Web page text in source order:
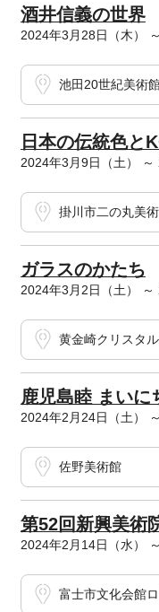
酒井信義の世界
2024年3月28日（木）
池田20世紀美術
日本の伝統色と
2024年3月9日（土） ～
掛川市二の丸美
ガラスのかたち
2024年3月2日（土） ～
黄金崎クリスタ
鹿児島睦 まいに
2024年2月24日（土）
佐野美術館
第52回新興美術
2024年2月14日（水）
富士市文化会館